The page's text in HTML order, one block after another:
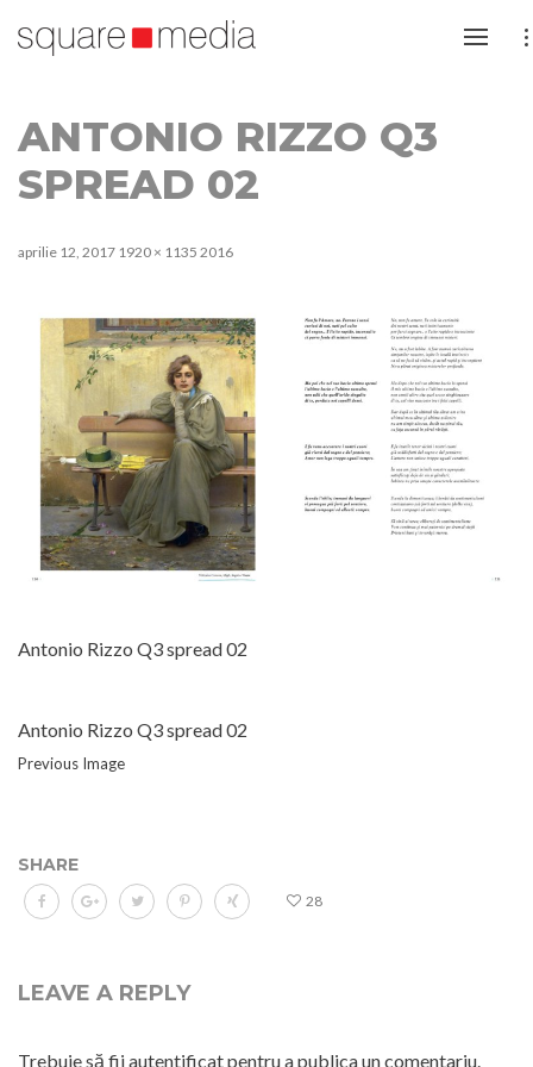
ANTONIO RIZZO Q3
SPREAD 02
aprilie 12, 2017 1920 × 1135 2016
Antonio Rizzo Q3 spread 02
Antonio Rizzo Q3 spread 02
Previous Image
SHARE
28
LEAVE A REPLY
Trebuie să fiiautentificatpentru a publica un comentariu.